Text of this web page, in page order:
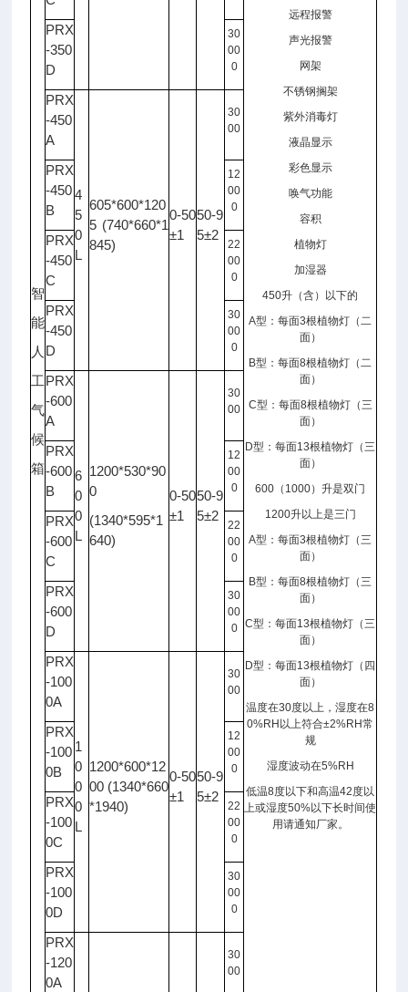
智
能
人
工
气
候
箱
远程报警
声光报警
网架
不锈钢搁架
紫外消毒灯
液晶显示
彩色显示
唤气功能
容积
植物灯
加湿器
450升（含）以下的
A型：每面3根植物灯（二
面）
B型：每面8根植物灯（二
面）
C型：每面8根植物灯（三
面）
D型：每面13根植物灯（三
面）
600 （ 1000）升是双门
1200升以上是三门
A型：每面3根植物灯（三
面）
B型：每面8根植物灯（三
面）
C型：每面13根植物灯（三
面）
D型：每面13根植物灯（四
面）
温度在30度以上，湿度在8
0%RH 以上符合±2%RH常
规
湿度波动在5%RH
低温8度以下和高温42度以
上或湿度50%以下长时间使
用请通知厂家。
PRX
-350
D
30
00
0
PRX
-450
A
4
5
0
L
605*600*120
5 (740*660*1
845)
0-50
±1
50-9
5±2
30
00
PRX
-450
B
12
00
0
PRX
-450
C
22
00
0
PRX
-450
D
30
00
0
PRX
-600
A
6
0
0
L
1200*530*90
0
(1340*595*1
640)
0-50
±1
50-9
5±2
30
00
PRX
-600
B
12
00
0
PRX
-600
C
22
00
0
PRX
-600
D
30
00
0
PRX
-100
0A
1
0
0
0
L
1200*600*12
00 (1340*660
*1940)
0-50
±1
50-9
5±2
30
00
PRX
-100
0B
12
00
0
PRX
-100
0C
22
00
0
PRX
-100
0D
30
00
0
PRX
-120
0A
30
00